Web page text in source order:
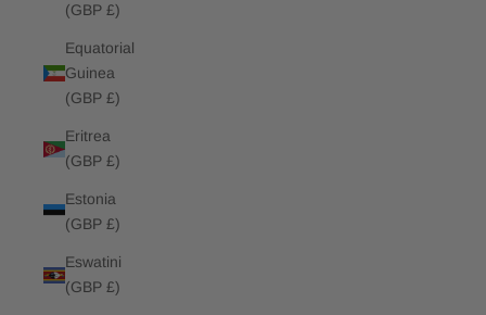
(GBP £)
Equatorial
Guinea
(GBP £)
Eritrea
(GBP £)
Estonia
(GBP £)
Eswatini
(GBP £)